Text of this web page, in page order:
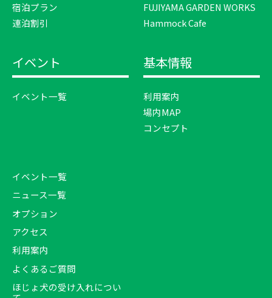
宿泊プラン
連泊割引
FUJIYAMA GARDEN WORKS
Hammock Cafe
イベント
イベント一覧
基本情報
利用案内
場内MAP
コンセプト
イベント一覧
ニュース一覧
オプション
アクセス
利用案内
よくあるご質問
ほじょ犬の受け入れについ